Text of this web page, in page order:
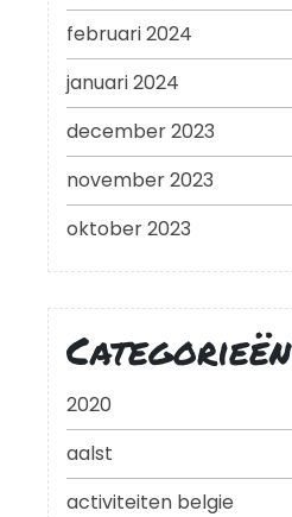
februari 2024
januari 2024
december 2023
november 2023
oktober 2023
Categorieën
2020
aalst
activiteiten belgie